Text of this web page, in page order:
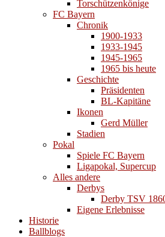
Torschützenkönige
FC Bayern
Chronik
1900-1933
1933-1945
1945-1965
1965 bis heute
Geschichte
Präsidenten
BL-Kapitäne
Ikonen
Gerd Müller
Stadien
Pokal
Spiele FC Bayern
Ligapokal, Supercup
Alles andere
Derbys
Derby TSV
Eigene Erlebnisse
Historie
Ballblogs